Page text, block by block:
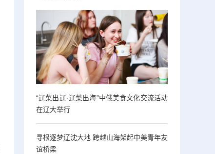
“辽菜出辽·辽菜出海”中俄美食文化交流活动
在辽大举行
寻根逐梦辽沈大地 跨越山海架起中美青年友
谊桥梁